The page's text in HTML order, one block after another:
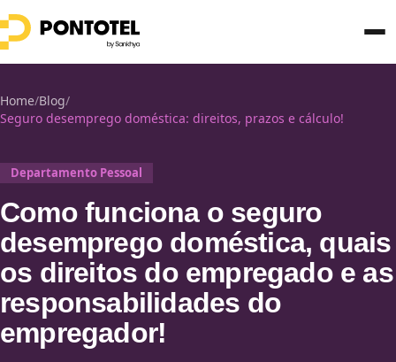
Home/Blog/
Seguro desemprego doméstica: direitos, prazos e cálculo!
Departamento Pessoal
Como funciona o seguro
desemprego doméstica, quais
os direitos do empregado e as
responsabilidades do
empregador!